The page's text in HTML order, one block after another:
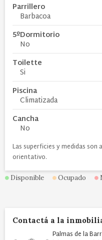
Parrillero
Barbacoa
5ºDormitorio
No
Toilette
Si
Piscina
Climatizada
Cancha
No
Las superficies y medidas
orientativo.
Disponible Ocupado
Contactá a la
Palmas de la